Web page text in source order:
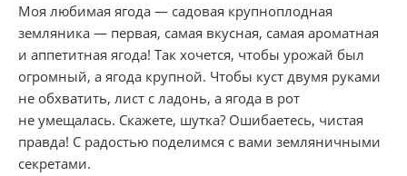
Моя любимая ягода — садовая крупноплодная
земляника — первая, самая вкусная, самая ароматная
и аппетитная ягода! Так хочется, чтобы урожай был
огромный, а ягода крупной. Чтобы куст двумя руками
не обхватить, лист с ладонь, а ягода в рот
не умещалась. Скажете, шутка? Ошибаетесь, чистая
правда! С радостью поделимся с вами земляничными
секретами.